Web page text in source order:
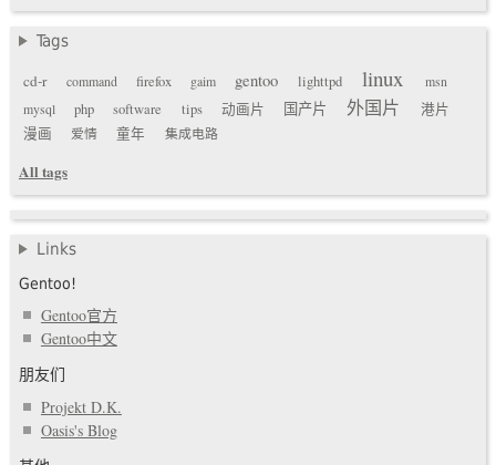
Tags
cd-r
command firefox gaim gentoo lighttpd linux
msn
mysql
php software tips 动画片 国产片 外国片
港片
漫画
爱情 童年 集成电路
All tags
Links
Gentoo!
Gentoo官方
Gentoo中文
朋友们
Projekt D.K.
Oasis's Blog